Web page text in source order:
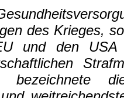
des Krieges,
und den USA
bezeichnete